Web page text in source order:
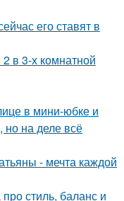
его ставят в
в 3-х комнатной
в мини-юбке и
но на деле всё
- мечта каждой
стиль, баланс и